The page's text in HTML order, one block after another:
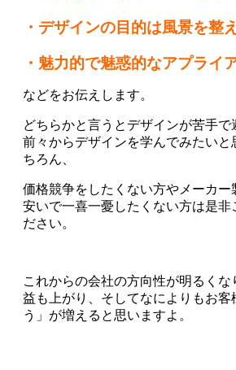
・デザインの目的は風景を整
・魅力的で魅惑的なアプライ
などをお伝えします。
どちらかと言うとデザインが苦手で
前々からデザインを学んでみたいと
ちろん、
価格競争をしたくない方やメーカー
安いで一喜一憂したくない方は是非
ださい。
これからの会社の方向性が明るくな
益も上がり、そしてなによりもお客
う」が増えると思いますよ。